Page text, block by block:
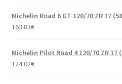
Michelin Road 6 GT 120/70 ZR 17
163.83€
Michelin Pilot Road 4 120/70 ZR 17
124.02€